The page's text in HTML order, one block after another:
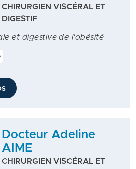
CHIRURGIEN VISCÉRAL ET
DIGESTIF
et digestive de l'obésité
Docteur Adeline
AIME
CHIRURGIEN VISCÉRAL ET